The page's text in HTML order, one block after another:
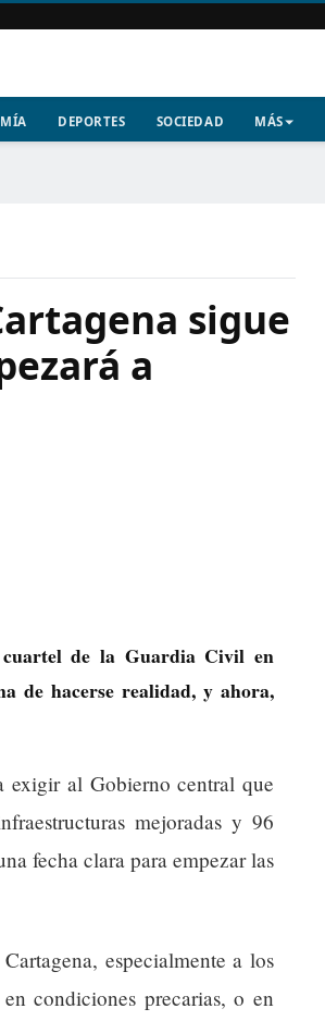
DEPORTES SOCIEDAD MÁS
sigue
a
cuartel de la Guardia Civil en
de hacerse realidad, y ahora,
exigir al Gobierno central que
mejoradas y 96
fecha clara para empezar las
especialmente a los
condiciones precarias, o en